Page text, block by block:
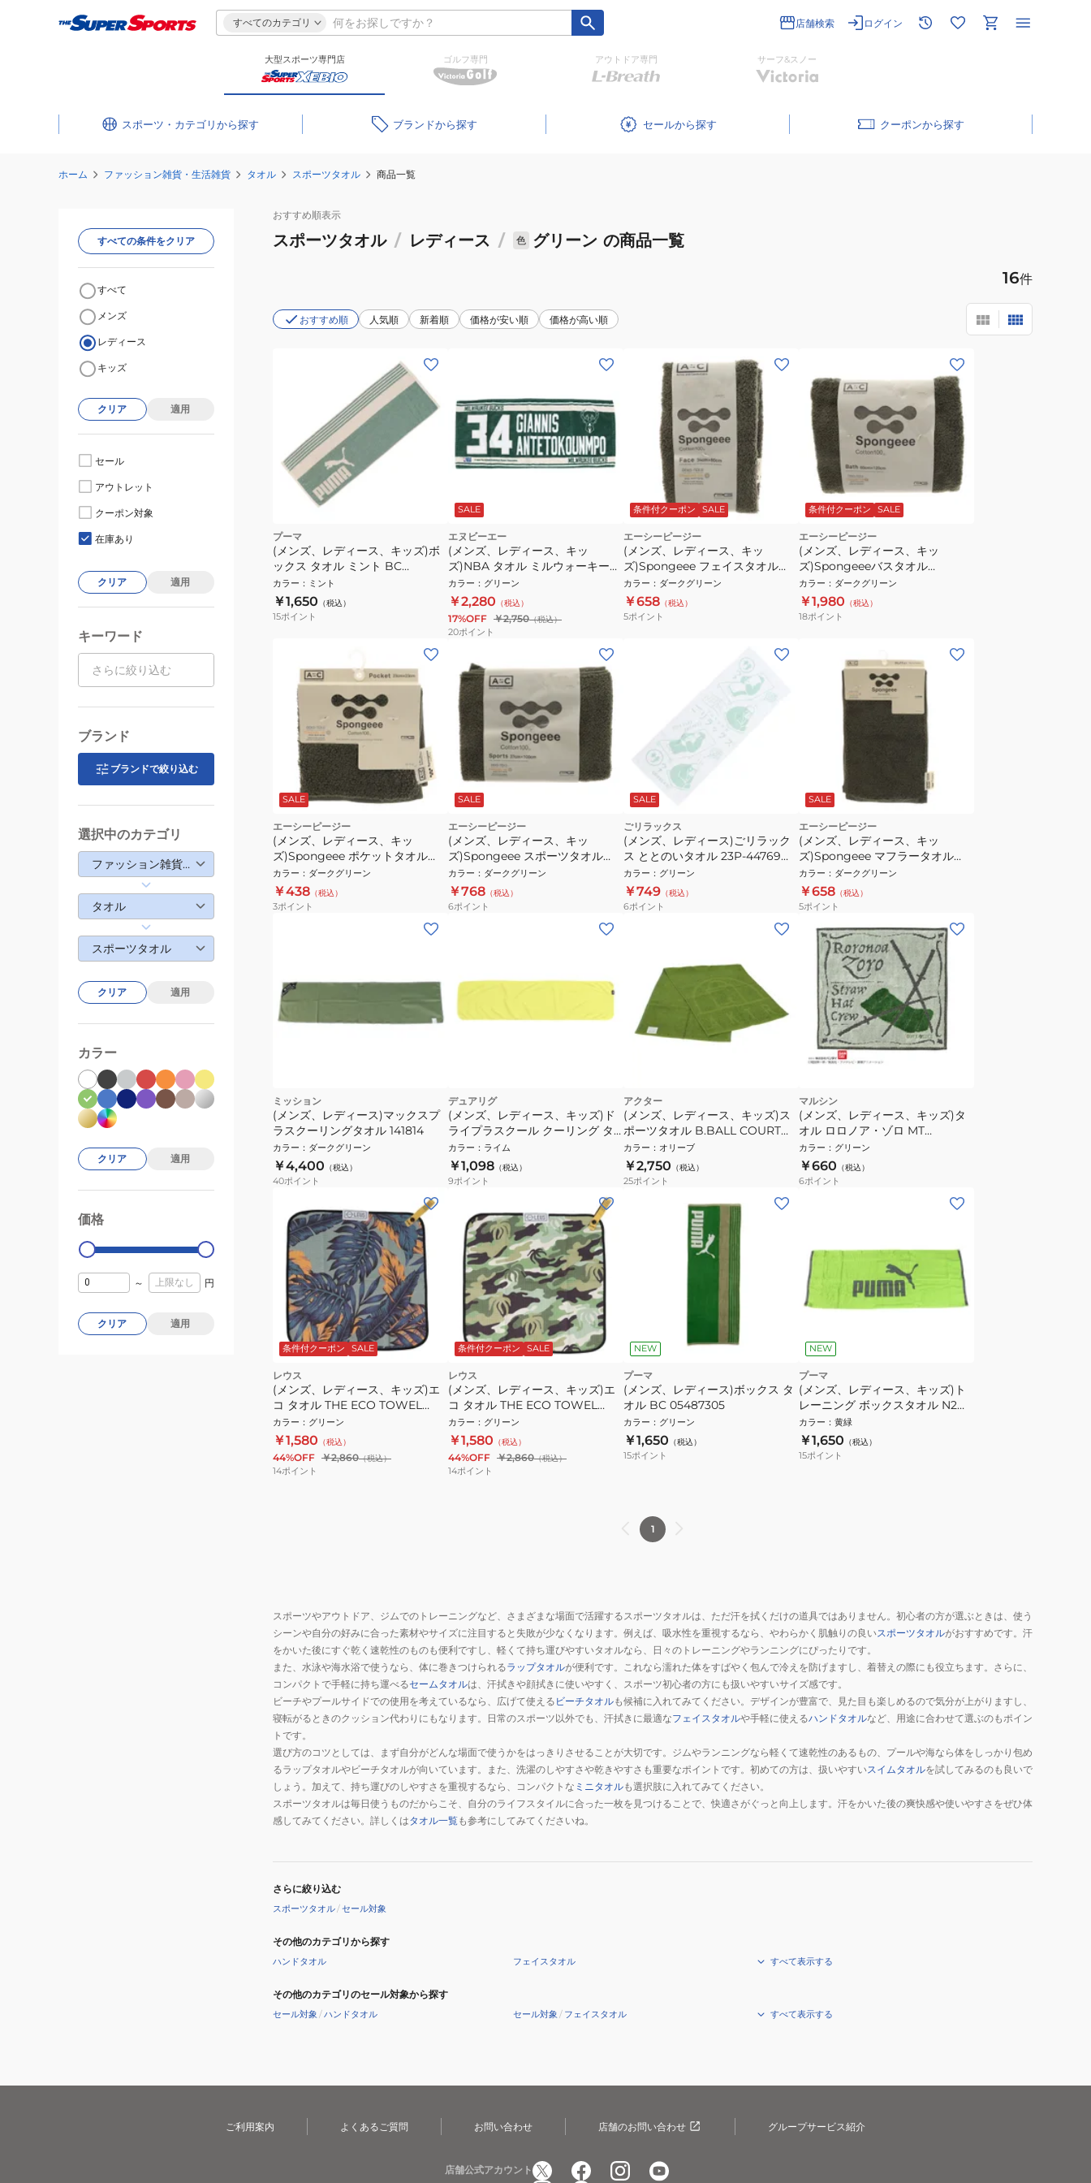
すべてのカテゴリ 店舗検索 ログイン
大型スポーツ専門店 ゴルフ専門 アウトドア専門 サーフ&スノー
スポーツ・カテゴリ ブランド セール クーポン
ホーム ファッション雑貨・生活雑貨 タオル スポーツタオル 商品一覧
おすすめ順表示
スポーツタオル / レディース / 色 グリーン の商品一覧
16件
おすすめ順 人気順 新着順 価格が安い順 価格が高い順
プーマ
(メンズ、レディース、キッズ)ボ
ックス タオル ミント BC
05487304ト レーニングタオル
運動 スポーツ ジム 吸収力 スポー
ティー 部活
カラー ： ミント
￥1,650 （税込）
15ポイント
SALE
エヌビーエー
(メンズ、レディース、キッ
ズ)NBA タオル ミルウォーキーバ
ックス ヤニスアデトクンボ
NBA35330
カラー ： グリーン
￥2,280 （税込）
17%OFF ￥2,750（税込）
20ポイント
条件付クーポン SALE
エーシーピージー
(メンズ、レディース、キッ
ズ)Spongeee フェイスタオル
911PA0AZ6828GRN
カラー ： ダークグリーン
￥658 （税込）
5ポイント
条件付クーポン SALE
エーシーピージー
(メンズ、レディース、キッ
ズ)Spongeeeバスタオル
911PA0AZ6830GRN
カラー ： ダークグリーン
￥1,980 （税込）
18ポイント
SALE
エーシーピージー
(メンズ、レディース、キッ
ズ)Spongeee ポケットタオル
911PA0AZ6826GRN
カラー ： ダークグリーン
￥438 （税込）
3ポイント
SALE
エーシーピージー
(メンズ、レディース、キッ
ズ)Spongeee スポーツタオル
911PA0AZ6829GRN
カラー ： ダークグリーン
￥768 （税込）
6ポイント
SALE
ごリラックス
(メンズ、レディース)ごリラック
ス ととのいタオル 23P-44769
GRN
カラー ： グリーン
￥749 （税込）
6ポイント
SALE
エーシーピージー
(メンズ、レディース、キッ
ズ)Spongeee マフラータオル
911PA0AZ6827GRN
カラー ： ダークグリーン
￥658 （税込）
5ポイント
ミッション
(メンズ、レディース)マックスプ
ラスクーリングタオル 141814
カラー ： ダークグリーン
￥4,400 （税込）
40ポイント
デュアリグ
(メンズ、レディース、キッズ)ド
ライプラスクール クーリング タ
オル 6S0001-LAAC-911ES LIM
カラー ： ライム
￥1,098 （税込）
9ポイント
アクター
(メンズ、レディース、キッズ)ス
ポーツタオル B.BALL COURT
224-010021 OL
カラー ： オリーブ
￥2,750 （税込）
25ポイント
マルシン
(メンズ、レディース、キッズ)タ
オル ロロノア・ゾロ MT
6765003800
カラー ： グリーン
￥660 （税込）
6ポイント
条件付クーポン SALE
レウス
(メンズ、レディース、キッズ)エ
コ タオル THE ECO TOWEL
JUNGLE RUSH 08FTTRJRGR
カラー ： グリーン
￥1,580 （税込）
44%OFF ￥2,860（税込）
14ポイント
条件付クーポン SALE
レウス
(メンズ、レディース、キッズ)エ
コ タオル THE ECO TOWEL
ISLAND CAMO 08FTTRICGR
カラー ： グリーン
￥1,580 （税込）
44%OFF ￥2,860（税込）
14ポイント
NEW
プーマ
(メンズ、レディース)ボックス タ
オル BC 05487305
カラー ： グリーン
￥1,650 （税込）
15ポイント
NEW
プーマ
(メンズ、レディース、キッズ)ト
レーニング ボックスタオル N2
05466908
カラー ： 黄緑
￥1,650 （税込）
15ポイント
1
スポーツやアウトドア、ジムでのトレーニングなど、さまざまな場面で活躍するスポーツタオルは、ただ汗を拭くだけの道具ではありません。初心者の方が選ぶときは、使う
シーンや自分の好みに合った素材やサイズに注目すると失敗が少なくなります。例えば、吸水性を重視するなら、やわらかく肌触りの良いスポーツタオルがおすすめです。汗
をかいた後にすぐ乾く速乾性のものも便利ですし、軽くて持ち運びやすいタオルなら、日々のトレーニングやランニングにぴったりです。
また、水泳や海水浴で使うなら、体に巻きつけられるラップタオルが便利です。これなら濡れた体をすばやく包んで冷えを防げますし、着替えの際にも役立ちます。さらに、
コンパクトで手軽に持ち運べるセームタオルは、汗拭きや顔拭きに使いやすく、スポーツ初心者の方にも扱いやすいサイズ感です。
ビーチやプールサイドでの使用を考えているなら、広げて使える ビーチタオルも候補に入れてみてください。デザインが豊富で、見た目も楽しめるので気分が上がりますし、
寝転がるときのクッション代わりにもなります。日常のスポーツ以外でも、汗拭きに最適なフェイスタオルや手軽に使えるハンドタオルなど、用途に合わせて選ぶのもポイン
トです。
選び方のコツとしては、まず自分がどんな場面で使うかをはっきりさせることが大切です。ジムやランニングなら軽くて速乾性のあるもの、プールや海なら体をしっかり包め
るラップタオルやビーチタオルが向いています。また、洗濯のしやすさや乾きやすさも重要なポイントです。初めての方は、扱いやすいスイムタオルを試してみるのも良いで
しょう。加えて、持ち運びのしやすさを重視するなら、コンパクトな ミニタオルも選択肢に入れてみてください。
スポーツタオルは毎日使うものだからこそ、自分のライフスタイルに合った一枚を見つけることで、快適さがぐっと向上します。汗をかいた後の爽快感や使いやすさをぜひ体
感してみてください。詳しくはタオル一覧も参考にしてみてくださいね。
さらに絞り込む
スポーツタオル/セール対象
その他のカテゴリから探す
ハンドタオル フェイスタオル すべて表示する
その他のカテゴリのセール対象から探す
セール対象 /ハンドタオル セール対象 / フェイスタオル すべて表示する
すべての条件をクリア
すべて
メンズ
レディース
キッズ
クリア 適用
セール
アウトレット
クーポン対象
在庫あり
クリア 適用
キーワード
ブランド
ブランドで絞り込む
選択中のカテゴリ
ファッション雑貨・生活雑貨
タオル
スポーツタオル
クリア 適用
カラー
クリア 適用
価格
0
～ 円
クリア 適用
ご利用案内 よくあるご質問 お問い合わせ 店舗のお問い合わせ グループサービス紹介
店舗公式アカウント